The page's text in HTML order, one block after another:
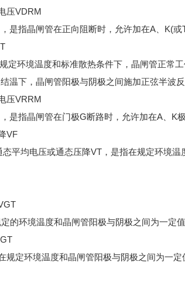
压VDRM
指晶闸管在正向阻断时，允许加在A、K(或
环境温度和标准散热条件下，晶闸管正常
下，晶闸管阳极与阴极之间施加正弦半波
压VRRM
指晶闸管在门极G断路时，允许加在A、K
VF
均电压或通态压降VT，是指在规定环境温
环境温度和晶闸管阳极与阴极之间为一定
定环境温度和晶闸管阳极与阴极之间为一定